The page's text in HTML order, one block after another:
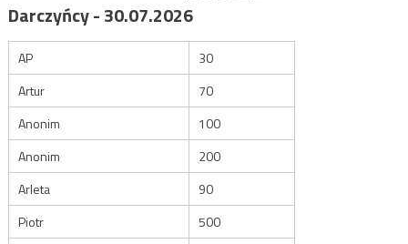
Darczyńcy - 30.07.2026
AP
30
Artur
70
Anonim
100
Anonim
200
Arleta
90
Piotr
500